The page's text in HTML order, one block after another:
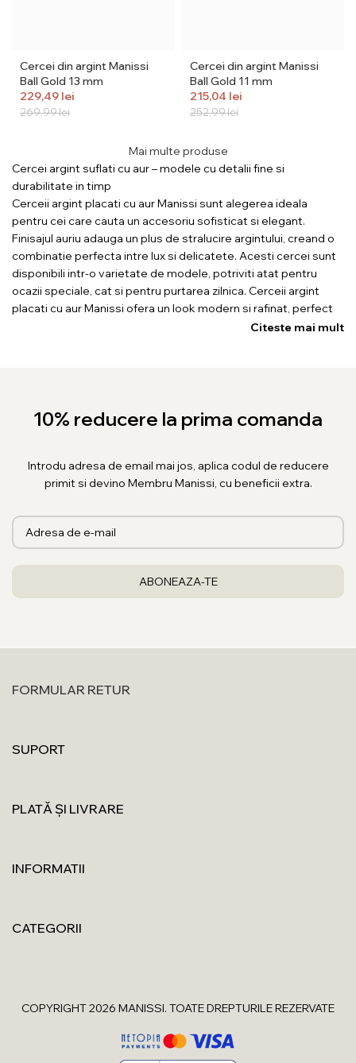
Cercei din argint Manissi
Ball Gold 13 mm
269,99lei
229,49 lei
Cercei din argint Manissi
Ball Gold 11 mm
252,99lei
215,04 lei
Mai multe produse
Cercei argint suflati cu aur – modele cu detalii fine si
durabilitate in timp
Cerceii argint placati cu aur Manissi sunt alegerea ideala
pentru cei care cauta un accesoriu sofisticat si elegant.
Finisajul auriu adauga un plus de stralucire argintului, creand o
combinatie perfecta intre lux si delicatete. Acesti cercei sunt
disponibili intr-o varietate de modele, potriviti atat pentru
ocazii speciale, cat si pentru purtarea zilnica. Cerceii argint
placati cu aur Manissi ofera un look modern si rafinat, perfect
pentru a complementa orice tinuta. Cu o atentie deosebita la
Citeste mai mult
10% reducere la prima comanda
Introdu adresa de email mai jos, aplica codul de reducere
primit si devino Membru Manissi, cu beneficii extra.
FORMULAR RETUR
SUPORT
PLATĂ ȘI LIVRARE
INFORMATII
CATEGORII
COPYRIGHT 2026 MANISSI. TOATE DREPTURILE REZERVATE